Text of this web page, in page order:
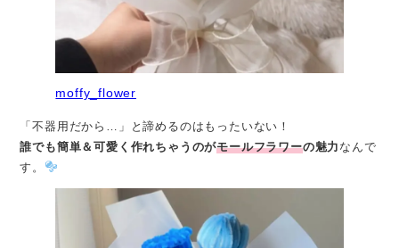
moffy_flower
「不器用だから…」と諦めるのはもったいない！
誰でも簡単＆可愛く作れちゃうのがモールフラワーの魅力 なんで
す。